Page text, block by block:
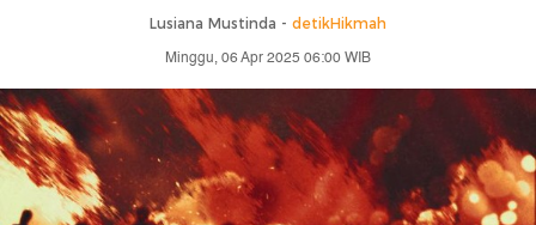
Lusiana Mustinda - detikHikmah
Minggu, 06 Apr 2025 06:00 WIB